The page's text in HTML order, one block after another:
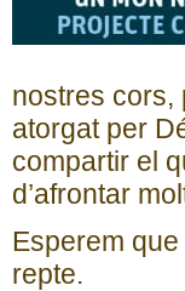
nostres cors,
atorgat per
compartir el
d’afrontar
Esperem
repte.